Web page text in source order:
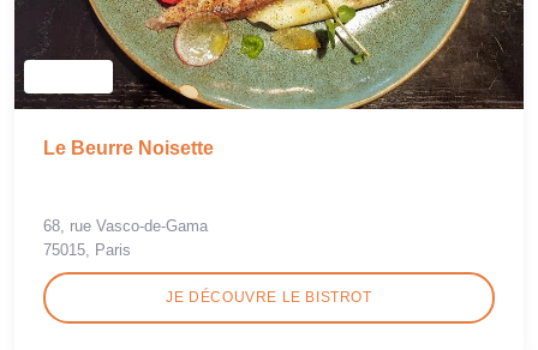
Le Beurre Noisette
68, rue Vasco-de-Gama
75015, Paris
JE DÉCOUVRE LE BISTROT